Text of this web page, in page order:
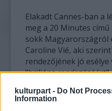
kulturpart - Do Not
Information
Elakadt Cannes-ban a
meg a 20 Minutes
sokk Magyarországról
Caroline Vié, aki
rendezőjének jó
"briliáns
egyben a filmzenét is